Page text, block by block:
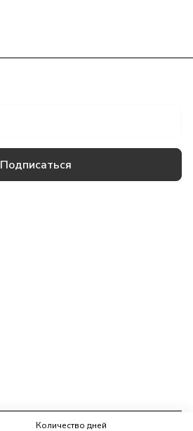
Количество дней
Подписаться